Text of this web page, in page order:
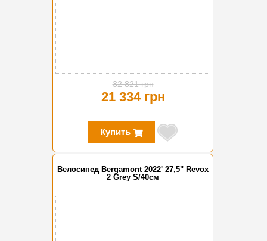
32 821 грн
21 334 грн
Купить
Велосипед Bergamont 2022' 27,5" Revox
2 Grey S/40см